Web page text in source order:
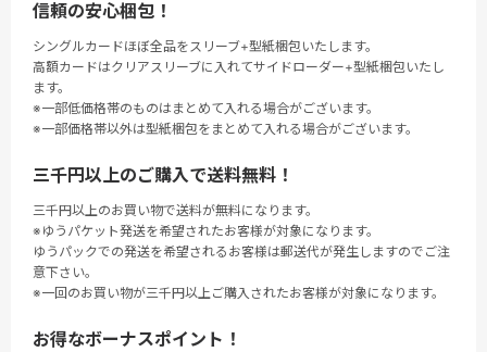
信頼の安心梱包！
シングルカードほぼ全品をスリーブ+型紙梱包いたします。
高額カードはクリアスリーブに入れてサイドローダー+型紙梱包いたし
ます。
※一部低価格帯のものはまとめて入れる場合がございます。
※一部価格帯以外は型紙梱包をまとめて入れる場合がございます。
三千円以上のご購入で送料無料！
三千円以上のお買い物で送料が無料になります。
※ゆうパケット発送を希望されたお客様が対象になります。
ゆうパックでの発送を希望されるお客様は郵送代が発生しますのでご注
意下さい。
※一回のお買い物が三千円以上ご購入されたお客様が対象になります。
お得なボーナスポイント！